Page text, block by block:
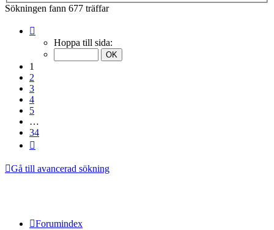
Sökningen fann 677 träffar
Hoppa till sida:
1
2
3
4
5
…
34
Gå till avancerad sökning
Forumindex